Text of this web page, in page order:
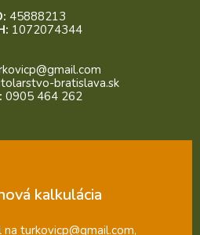
45888213
1072074344
bratislava.sk
0905 464 262
kalkulácia
turkovicp@gmail.com,